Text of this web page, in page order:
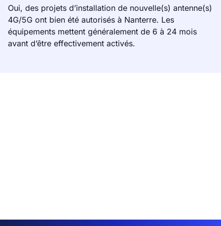
Oui, des projets d’installation de nouvelle(s) antenne(s)
4G/5G ont bien été autorisés à Nanterre. Les
équipements mettent généralement de 6 à 24 mois
avant d’être effectivement activés.